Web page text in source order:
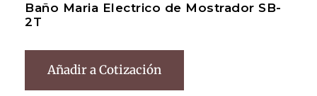
Baño Maria Electrico de Mostrador SB-
2T
Añadir a Cotización